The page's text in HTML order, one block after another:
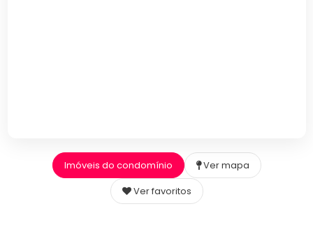
Imóveis do condomínio
Ver mapa
Ver favoritos